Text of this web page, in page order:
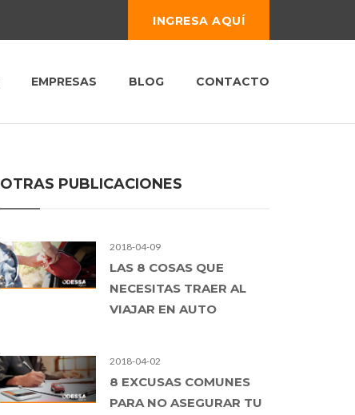
INGRESA AQUÍ
EMPRESAS BLOG CONTACTO
OTRAS PUBLICACIONES
2018-04-09
LAS 8 COSAS QUE
NECESITAS TRAER AL
VIAJAR EN AUTO
2018-04-02
8 EXCUSAS COMUNES
PARA NO ASEGURAR TU